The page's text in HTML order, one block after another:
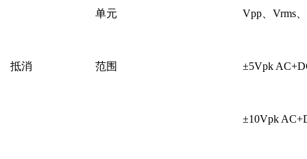
单元 Vpp、Vrms
抵消 范围 ±5Vpk
±10Vpk